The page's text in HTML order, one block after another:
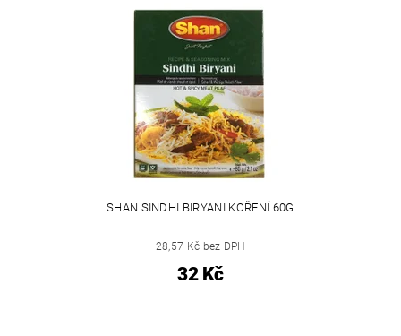
SHAN SINDHI BIRYANI KOŘENÍ 60G
28,57 Kč bez DPH
32 Kč